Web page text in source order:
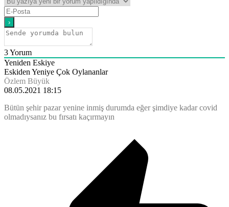
3Yorum
Yeniden Eskiye
Eskiden Yeniye Çok Oylananlar
Özlem Büyük
08.05.2021 18:15
Bütün şehir pazar yenine inmiş durumda eğer şimdiye kadar covid
olmadıysanız bu fırsatı kaçırmayın